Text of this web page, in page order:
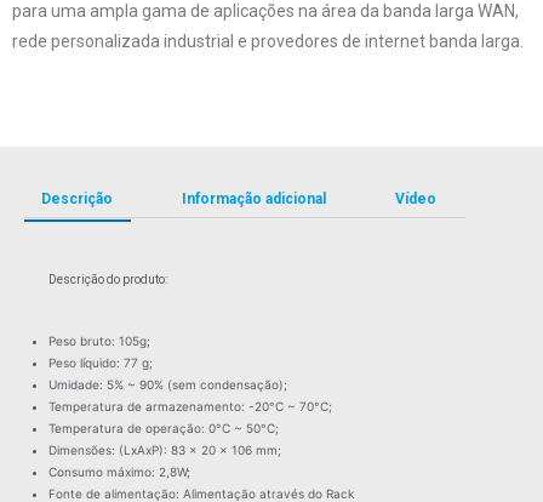
para uma ampla gama de aplicações na área da banda larga WAN,
rede personalizada industrial e provedores de internet banda larga.
Descrição Informação adicional Vídeo
Descrição do produto:
Peso bruto: 105g;
Peso líquido: 77 g;
Umidade: 5% ~ 90% (sem condensação);
Temperatura de armazenamento: -20°C ~ 70°C;
Temperatura de operação: 0°C ~ 50°C;
Dimensões: (LxAxP): 83 x 20 x 106 mm;
Consumo máximo: 2,8W;
Fonte de alimentação: Alimentação através do Rack